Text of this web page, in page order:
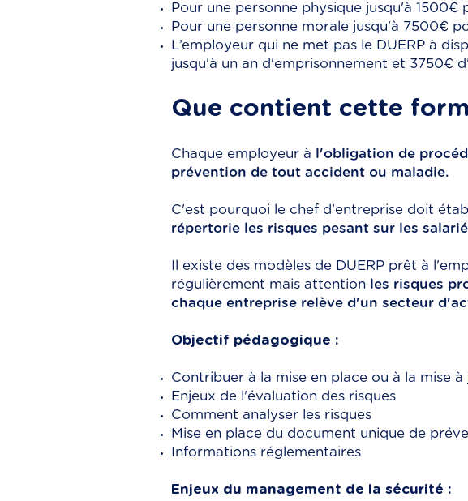
Pour une personne physique jusqu'à
Pour une personne morale jusqu'à 7500€
L’employeur qui ne met pas le DUERP à
jusqu'à un an d'emprisonnement et 3750€
Que contient cette
Chaque employeur à
l'obligation de
prévention de tout accident ou maladie.
C'est pourquoi le chef d'entreprise doit
répertorie les risques pesant sur les
Il existe des modèles de DUERP prêt à
régulièrement mais attention les risques
chaque entreprise relève d'un secteur
Objectif pédagogique :
Contribuer à la mise en place ou à la mise
Enjeux de l'évaluation des risques
Comment analyser les risques
Mise en place du document unique de
Informations réglementaires
Enjeux du management de la sécurité :